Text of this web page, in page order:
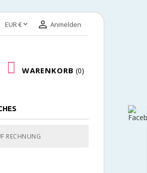
EUR €  Anmelden
WARENKORB 0
RECHNUNG